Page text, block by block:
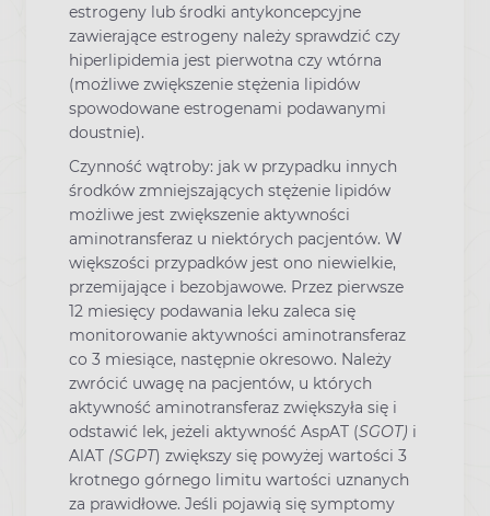
estrogeny lub środki antykoncepcyjne
zawierające estrogeny należy sprawdzić czy
hiperlipidemia jest pierwotna czy wtórna
(możliwe zwiększenie stężenia lipidów
spowodowane estrogenami podawanymi
doustnie).
Czynność wątroby: jak w przypadku innych
środków zmniejszających stężenie lipidów
możliwe jest zwiększenie aktywności
aminotransferaz u niektórych pacjentów. W
większości przypadków jest ono niewielkie,
przemijające i bezobjawowe. Przez pierwsze
12 miesięcy podawania leku zaleca się
monitorowanie aktywności aminotransferaz
co 3 miesiące, następnie okresowo. Należy
zwrócić uwagę na pacjentów, u których
aktywność aminotransferaz zwiększyła się i
odstawić lek, jeżeli aktywność AspAT (SGOT) i
AlAT (SGPT) zwiększy się powyżej wartości 3
krotnego górnego limitu wartości uznanych
za prawidłowe. Jeśli pojawią się symptomy